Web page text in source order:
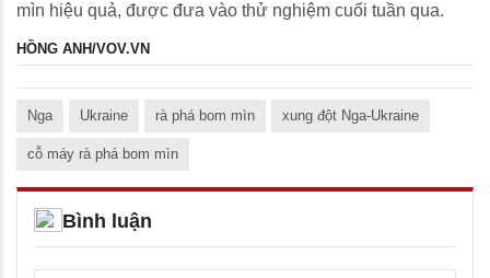
mìn hiệu quả, được đưa vào thử nghiệm cuối tuần qua.
HỒNG ANH/VOV.VN
Nga Ukraine rà phá bom mìn xung đột Nga-Ukraine
cỗ máy rà phá bom mìn
Bình luận